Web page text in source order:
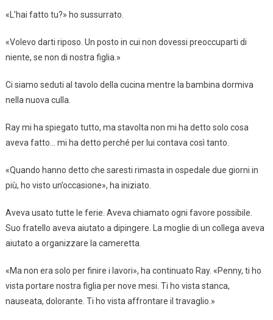
«L’hai fatto tu?» ho sussurrato.
«Volevo darti riposo. Un posto in cui non dovessi preoccuparti di
niente, se non di nostra figlia.»
Ci siamo seduti al tavolo della cucina mentre la bambina dormiva
nella nuova culla.
Ray mi ha spiegato tutto, ma stavolta non mi ha detto solo cosa
aveva fatto… mi ha detto perché per lui contava così tanto.
«Quando hanno detto che saresti rimasta in ospedale due giorni in
più, ho visto un’occasione», ha iniziato.
Aveva usato tutte le ferie. Aveva chiamato ogni favore possibile.
Suo fratello aveva aiutato a dipingere. La moglie di un collega aveva
aiutato a organizzare la cameretta.
«Ma non era solo per finire i lavori», ha continuato Ray. «Penny, ti ho
vista portare nostra figlia per nove mesi. Ti ho vista stanca,
nauseata, dolorante. Ti ho vista affrontare il travaglio.»